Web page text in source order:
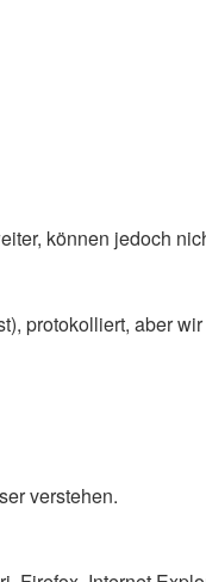
können jedoch
protokolliert, aber
verstehen.